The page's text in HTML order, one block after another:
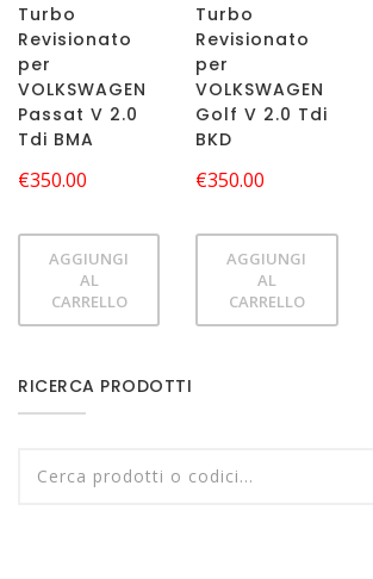
Turbo
Revisionato
per
VOLKSWAGEN
Passat V 2.0
Tdi BMA
€350.00
AGGIUNGI
AL
CARRELLO
Turbo
Revisionato
per
VOLKSWAGEN
Golf V 2.0 Tdi
BKD
€350.00
AGGIUNGI
AL
CARRELLO
RICERCA PRODOTTI